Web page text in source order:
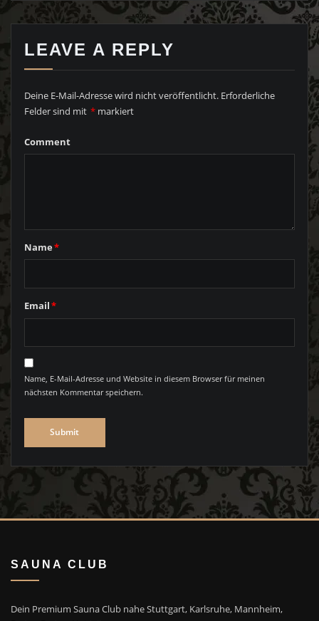
LEAVE A REPLY
Deine E-Mail-Adresse wird nicht veröffentlicht. Erforderliche
Felder sind mit * markiert
Comment
Name*
Email*
Name, E-Mail-Adresse und Website in diesem Browser für meinen
nächsten Kommentar speichern.
SAUNA CLUB
Dein Premium Sauna Club nahe Stuttgart, Karlsruhe, Mannheim,